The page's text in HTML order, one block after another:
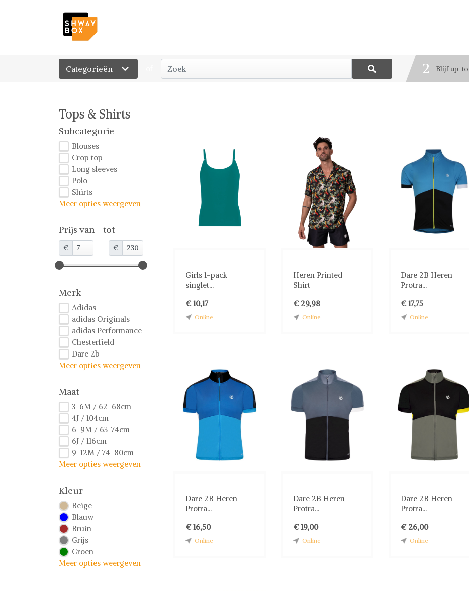
Categorieën
Bestel
2 Blijf up-
Tops & Shirts
Subcategorie
Blouses
Crop top
Long sleeves
Polo
Shirts
Meer opties weergeven
Prijs van - tot
€ €
Merk
Adidas
adidas Originals
adidas Performance
Chesterfield
Dare 2b
Meer opties weergeven
Maat
3-6M / 62-68cm
4J / 104cm
6-9M / 63-74cm
6J / 116cm
9-12M / 74-80cm
Meer opties weergeven
Kleur
Beige
Blauw
Bruin
Grijs
Groen
Meer opties weergeven
Girls 1-pack
singlet...
€ 10,17
Online
Heren Printed
Shirt
€ 29,98
Online
Dare 2B Heren
Protra...
€ 17,75
Online
Dare 2B Heren
Protra...
€ 16,50
Online
Dare 2B Heren
Protra...
€ 19,00
Online
Dare 2B Heren
Protra...
€ 26,00
Online